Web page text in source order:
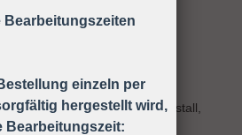
an der Kleidung befestigen!
Säugling sich in einem Laufstall,
befindet
Bearbeitungszeiten
einzeln per
hergestellt wird,
Bearbeitungszeit: